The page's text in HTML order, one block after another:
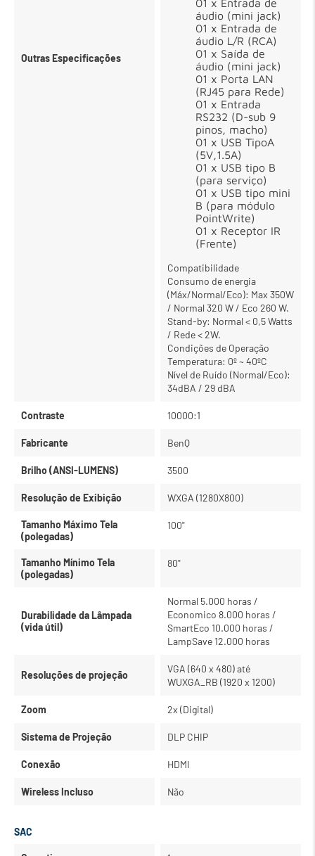
Outras Especificações
áudio (mini jack)
01 x Entrada de
áudio L/R (RCA)
01 x Saída de
áudio (mini jack)
01 x Porta LAN
(RJ45 para Rede)
01 x Entrada
RS232 (D-sub 9
pinos, macho)
01 x USB TipoA
(5V,1.5A)
01 x USB tipo B
(para serviço)
01 x USB tipo mini
B (para módulo
PointWrite)
01 x Receptor IR
(Frente)
Compatibilidade
Consumo de energia
(Máx/Normal/Eco): Max 350W
/ Normal 320 W / Eco 260 W.
Stand-by: Normal < 0,5 Watts
/ Rede < 2W.
Condições de Operação
Temperatura: 0º ~ 40ºC
Nível de Ruído (Normal/Eco):
34dBA / 29 dBA
Contraste 10000:1
Fabricante BenQ
Brilho (ANSI-LUMENS) 3500
Resolução de Exibição WXGA (1280X800)
Tamanho Máximo Tela
(polegadas)
100"
Tamanho Mínimo Tela
(polegadas)
80"
Durabilidade da Lâmpada
(vida útil)
Normal 5.000 horas /
Economico 8.000 horas /
SmartEco 10.000 horas /
LampSave 12.000 horas
Resoluções de projeção
VGA (640 x 480) até
WUXGA_RB (1920 x 1200)
Zoom 2x (Digital)
Sistema de Projeção DLP CHIP
Conexão HDMI
Wireless Incluso Não
SAC